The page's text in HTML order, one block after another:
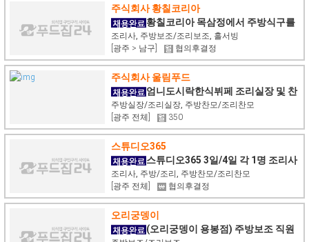
주식회사 황칠코리아
황칠코리아 목삼정에서 주방식구를
모십니다
조리사, 주방보조/조리보조, 홀서빙
[광주 > 남구]
협의후결정
주식회사 울림푸드
엄니도시락한식뷔페 조리실장 및 찬
모 구인
주방실장/조리실장, 주방찬모/조리찬모
[광주 전체]
350
스튜디오365
스튜디오365 3일/4일 각 1명 조리사
님 구인
조리사, 주방/조리, 주방찬모/조리찬모
[광주 전체]
협의후결정
오리궁뎅이
(오리궁뎅이 용봉점) 주방보조 직원